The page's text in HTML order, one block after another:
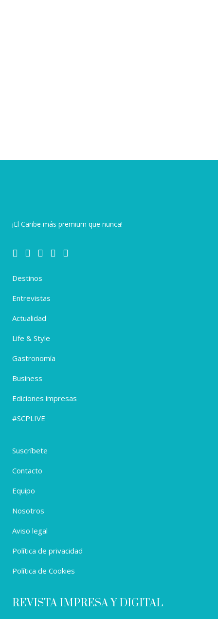
¡El Caribe más premium que nunca!
Destinos
Entrevistas
Actualidad
Life & Style
Gastronomía
Business
Ediciones impresas
#SCPLIVE
Suscríbete
Contacto
Equipo
Nosotros
Aviso legal
Política de privacidad
Política de Cookies
REVISTA IMPRESA Y DIGITAL